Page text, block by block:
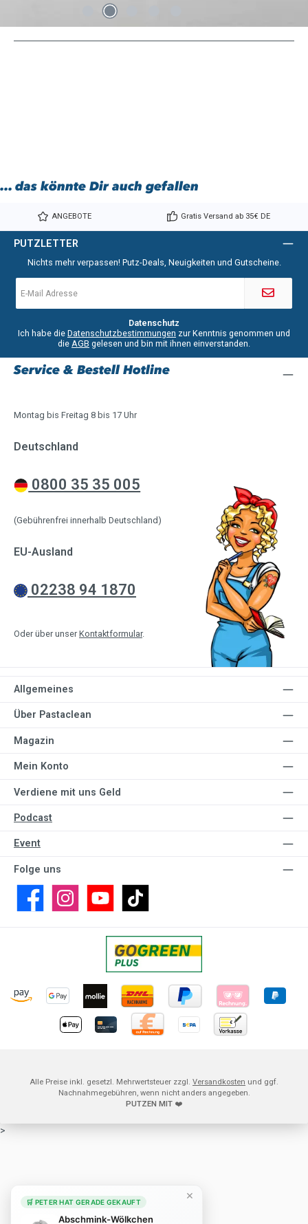
... das könnte Dir auch gefallen
ANGEBOTE Gratis Versand ab 35€ DE
PUTZLETTER
Nichts mehr verpassen! Putz-Deals, Neuigkeiten und Gutscheine.
Mail-
*
Datenschutz
Ich habe die Datenschutzbestimmungen zur Kenntnis genommen und
die AGB gelesen und bin mit ihnen einverstanden.
Service & Bestell Hotline
Montag bis Freitag 8 bis 17 Uhr
Deutschland
0800 35 35 005
(Gebührenfrei innerhalb Deutschland)
EU-Ausland
02238 94 1870
Oder über unser Kontaktformular.
Allgemeines
Über Pastaclean
Magazin
Mein Konto
Verdiene mit uns Geld
Podcast
Event
Folge uns
FacebookInstagramYouTubeTikTok
Alle Preise inkl. gesetzl. Mehrwertsteuer zzgl. Versandkosten und ggf.
Nachnahmegebühren, wenn nicht anders angegeben.
PUTZEN MIT ❤️
>
🛒 PETER HAT GERADE GEKAUFT
Abschmink-Wölkchen
×